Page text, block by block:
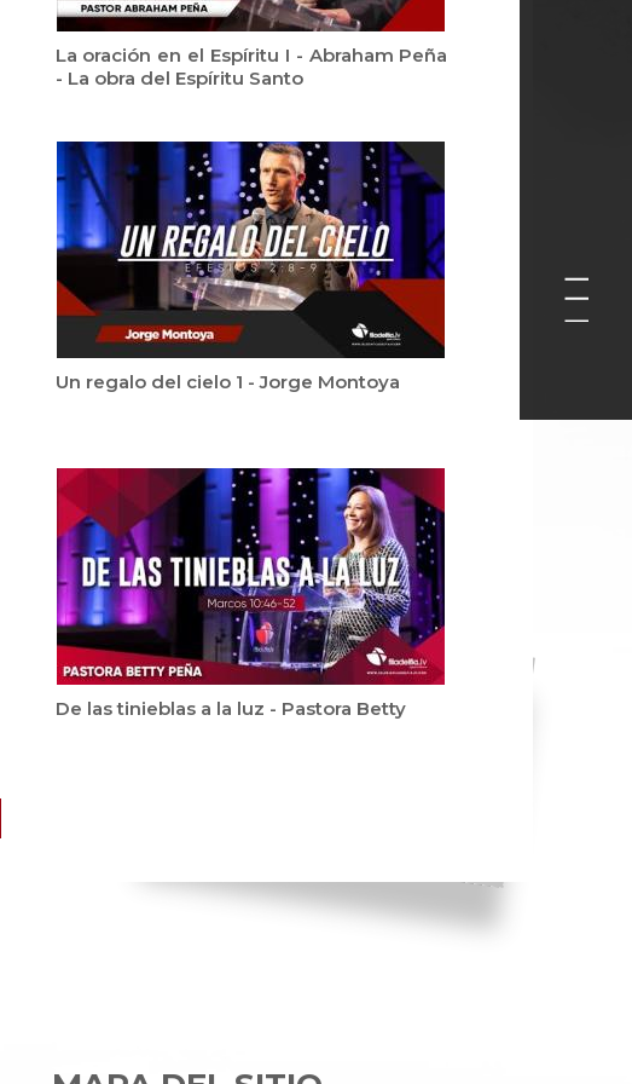
La oración en el Espíritu I - Abraham Peña
- La obra del Espíritu Santo
Un regalo del cielo 1 - Jorge Montoya
De las tinieblas a la luz - Pastora Betty